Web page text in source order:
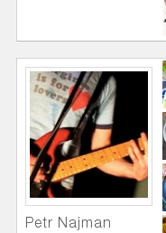
Petr Najman